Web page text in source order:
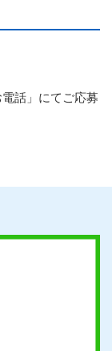
話」にてご応募